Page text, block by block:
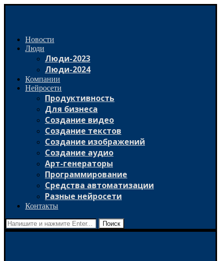
Новости
Люди
Люди-2023
Люди-2024
Компании
Нейросети
Продуктивность
Для бизнеса
Создание видео
Создание текстов
Создание изображений
Создание аудио
Арт-генераторы
Программирование
Средства автоматизации
Разные нейросети
Контакты
Поиск